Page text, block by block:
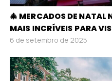
🎄 MERCADOS DE NATAL
MAIS INCRÍVEIS PARA
6 de setembro de 2025